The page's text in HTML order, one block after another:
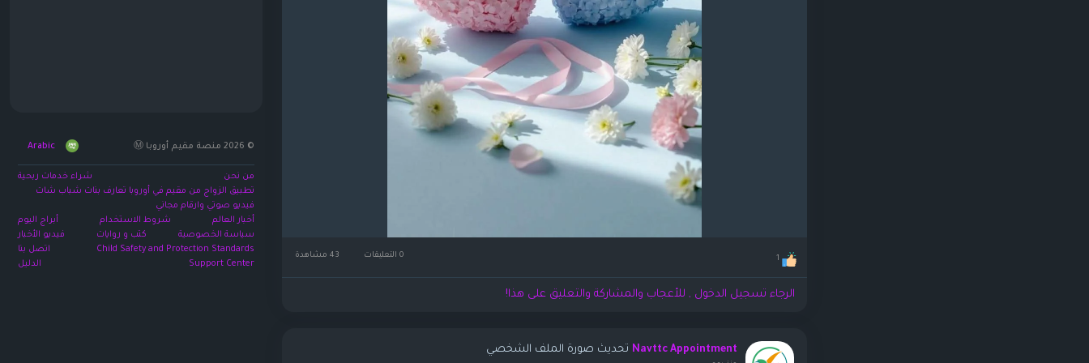
1 0 التعليقات
الرجاء تسجيل الدخول , للأعجاب والمشاركة والتعليق على هذا!
Navttc Appointment تحديث صورة الملف الشخصي
© 2026 منصة مقيم أوروبا Ⓜ️ Arabic
من نحن
شراء خدمات ربحية
تطبيق الزواج من مقيم في أوروبا تعارف بنات شباب شات
فيديو صوتي وارقام مجاني
أخبار العالم
شروط الاستخدام
أبراج اليوم
سياسة الخصوصية
كتب و روايات
فيديو الأخبار
Child Safety and Protection Standards
اتصل بنا
Support Center
الدليل